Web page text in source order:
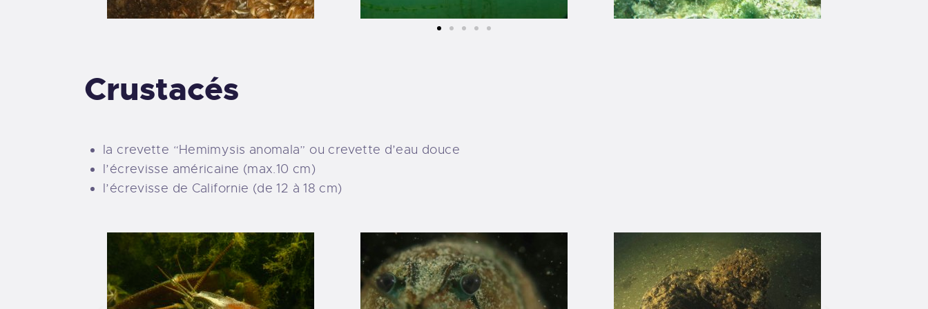
Crustacés
la crevette “Hemimysis anomala” ou crevette d’eau douce
l’écrevisse américaine (max.10 cm)
l’écrevisse de Californie (de 12 à 18 cm)